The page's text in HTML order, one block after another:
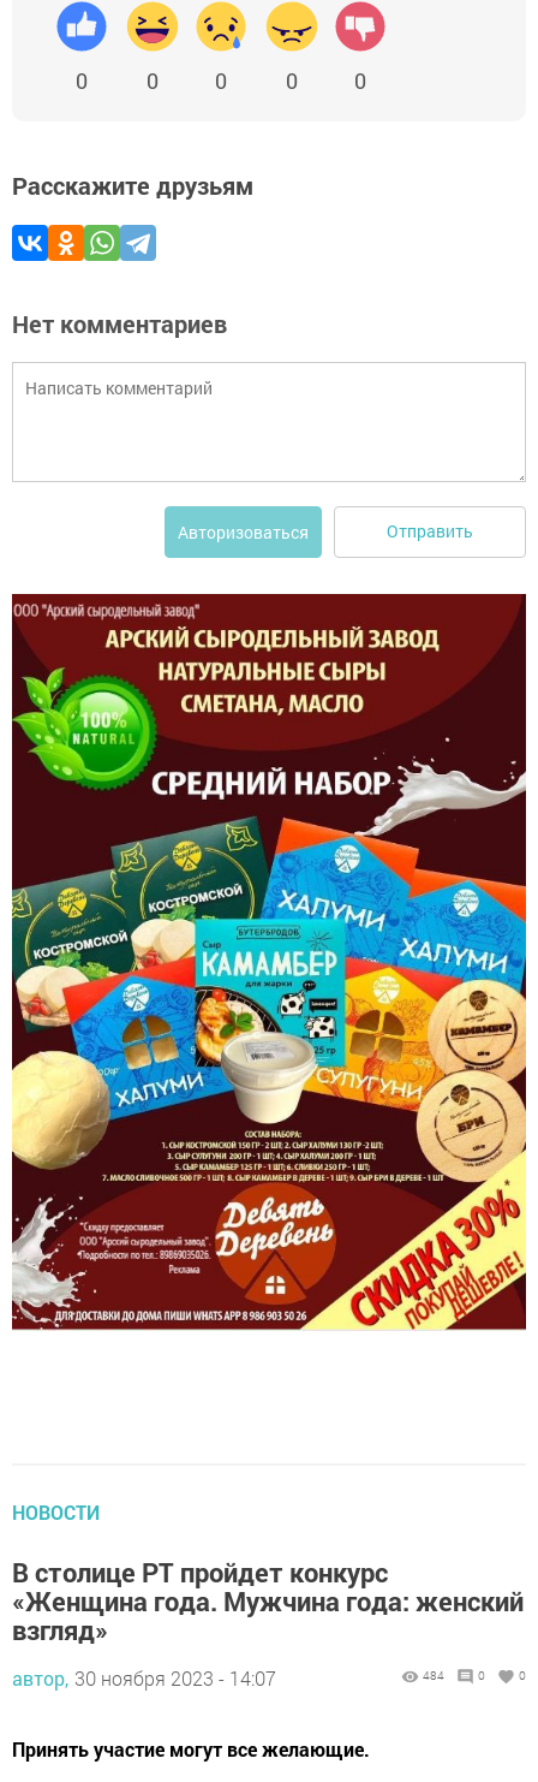
0 0 0 0 0
Расскажите друзьям
Нет комментариев
Авторизоваться Отправить
НОВОСТИ
В столице РТ пройдет конкурс
«Женщина года. Мужчина года: женский
взгляд»
автор, 30 ноября 2023 - 14:07
Принять участие могут все желающие.